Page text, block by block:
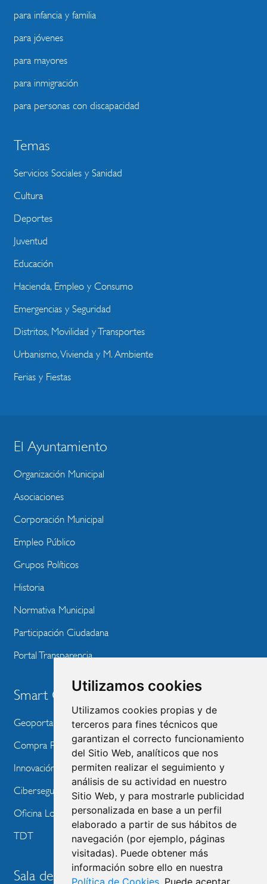
Utilizamos cookies
Utilizamos cookies propias y de
terceros para fines técnicos que
garantizan el correcto funcionamiento
del Sitio Web, analíticos que nos
permiten realizar el seguimiento y
análisis de su actividad en nuestro
Sitio Web, y para mostrarle publicidad
personalizada en base a un perfil
elaborado a partir de sus hábitos de
navegación (por ejemplo, páginas
visitadas). Puede obtener más
información sobre ello en nuestra
Política de Cookies. Puede aceptar
para infancia y familia
para jóvenes
para mayores
para inmigración
para personas con discapacidad
Temas
Servicios Sociales y Sanidad
Cultura
Deportes
Juventud
Educación
Hacienda, Empleo y Consumo
Emergencias y Seguridad
Distritos, Movilidad y Transportes
Urbanismo, Vivienda y M. Ambiente
Ferias y Fiestas
BLOQUE
MENU
WEBSITE
El Ayuntamiento
Organización Municipal
Asociaciones
Corporación Municipal
Empleo Público
Grupos Políticos
Historia
Normativa Municipal
Participación Ciudadana
Portal Transparencia
Smart City
Geoportal
Compra Pública de Innovación
Innovación Tecnológica
Ciberseguridad
Oficina Local de Ayudas Públicas
TDT
Sala de prensa